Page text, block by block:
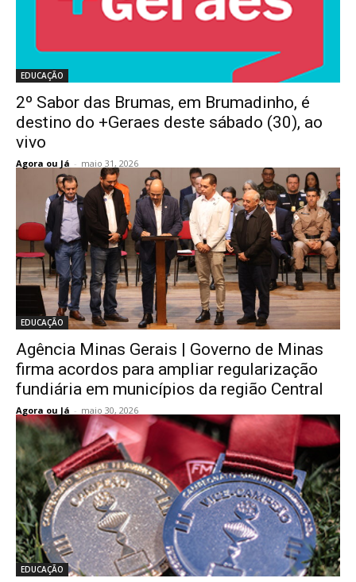
EDUCAÇÃO
2º Sabor das Brumas, em Brumadinho, é
destino do +Geraes deste sábado (30), ao
vivo
Agora ou Já - maio 31, 2026
EDUCAÇÃO
Agência Minas Gerais | Governo de Minas
firma acordos para ampliar regularização
fundiária em municípios da região Central
Agora ou Já - maio 30, 2026
EDUCAÇÃO